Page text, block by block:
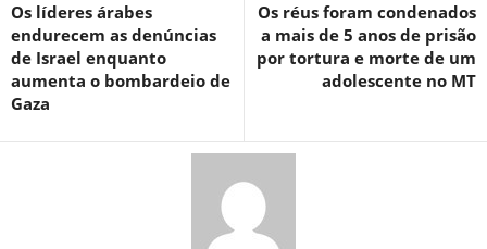
Os líderes árabes
endurecem as denúncias
de Israel enquanto
aumenta o bombardeio de
Gaza
Os réus foram condenados
a mais de 5 anos de prisão
por tortura e morte de um
adolescente no MT